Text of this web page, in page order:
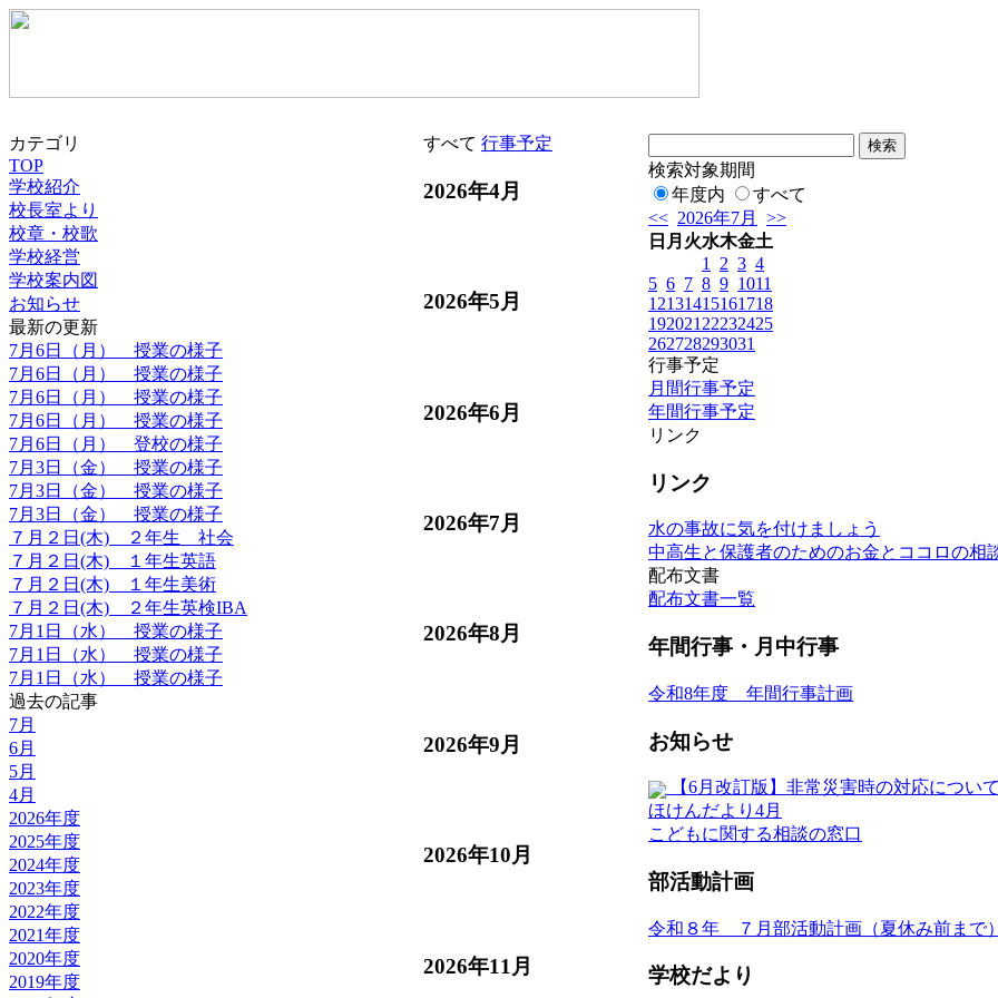
カテゴリ
TOP
学校紹介
校長室より
校章・校歌
学校経営
学校案内図
お知らせ
最新の更新
7月6日（月） 授業の様子
7月6日（月） 授業の様子
7月6日（月） 授業の様子
7月6日（月） 授業の様子
7月6日（月） 登校の様子
7月3日（金） 授業の様子
7月3日（金） 授業の様子
7月3日（金） 授業の様子
７月２日(木) ２年生 社会
７月２日(木) １年生英語
７月２日(木) １年生美術
７月２日(木) ２年生英検IBA
7月1日（水） 授業の様子
7月1日（水） 授業の様子
7月1日（水） 授業の様子
過去の記事
7月
6月
5月
4月
2026年度
2025年度
2024年度
2023年度
2022年度
2021年度
2020年度
2019年度
すべて 行事予定
2026年4月
2026年5月
2026年6月
2026年7月
2026年8月
2026年9月
2026年10月
2026年11月
検索対象期間
年度内
すべて
<< 2026年7月
>>
日 月 火水木金土
1
2 3 4
5 6 7 8 9 1011
12131415161718
192021 22232425
262728293031
行事予定
月間行事予定
年間行事予定
リンク
リンク
水の事故に気を付けましょう
中高生と保護者のためのお金とココロの相
配布文書
配布文書一覧
年間行事・月中行事
令和8年度 年間行事計画
お知らせ
【6月改訂版】非常災害時の対応について
ほけんだより4月
こどもに関する相談の窓口
部活動計画
令和８年 ７月部活動計画（夏休み前まで）
学校だより